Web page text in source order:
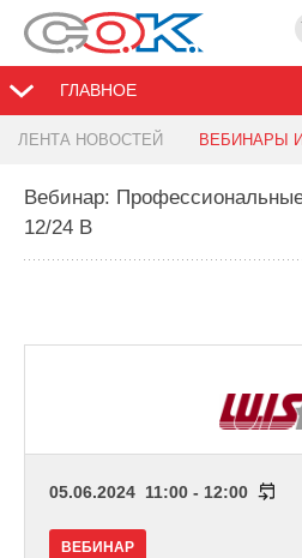
ГЛАВНОЕ
ЛЕНТА НОВОСТЕЙ ВЕБИНАРЫ
Вебинар:
12/24 В
05.06.2024 11:00 - 12:00
ВЕБИНАР